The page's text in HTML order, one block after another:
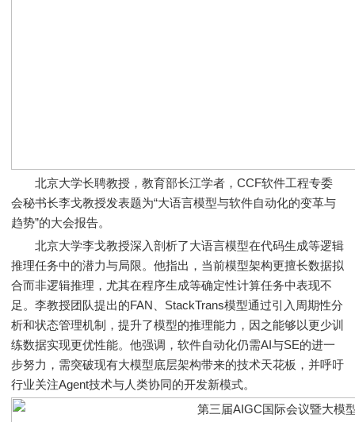
北京大学长聘教授，教育部长江学者，CCF软件工程专委
会秘书长李戈教授发表题为“大语言模型与软件自动化的变革与
趋势”的大会报告。
北京大学李戈教授深入剖析了大语言模型在代码生成等逻辑
推理任务中的潜力与局限。他指出，当前模型架构更擅长数据拟
合而非逻辑推理，尤其在程序生成等确定性计算任务中表现不
足。李教授团队提出的FAN、StackTrans模型通过引入周期性分
析和状态管理机制，提升了模型的推理能力，因之能够以更少训
练数据实现更优性能。他强调，软件自动化仍需AI与SE的进一
步努力，需突破现有大模型底层架构带来的技术天花板，并呼吁
行业关注Agent技术与人类协同的开发新模式。